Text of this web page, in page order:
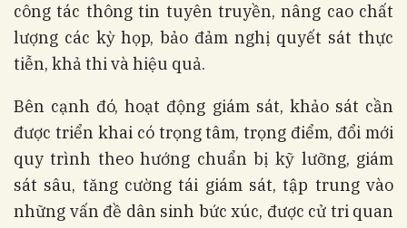
công tác thông tin tuyên truyền, nâng cao chất
lượng các kỳ họp, bảo đảm nghị quyết sát thực
tiễn, khả thi và hiệu quả.
Bên cạnh đó, hoạt động giám sát, khảo sát cần
được triển khai có trọng tâm, trọng điểm, đổi mới
quy trình theo hướng chuẩn bị kỹ lưỡng, giám
sát sâu, tăng cường tái giám sát, tập trung vào
những vấn đề dân sinh bức xúc, được cử tri quan